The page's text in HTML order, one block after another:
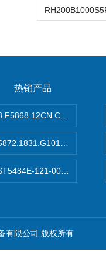
热销产品
德国
德国库伯勒
121-0032-00美国
有限公司 版权所有